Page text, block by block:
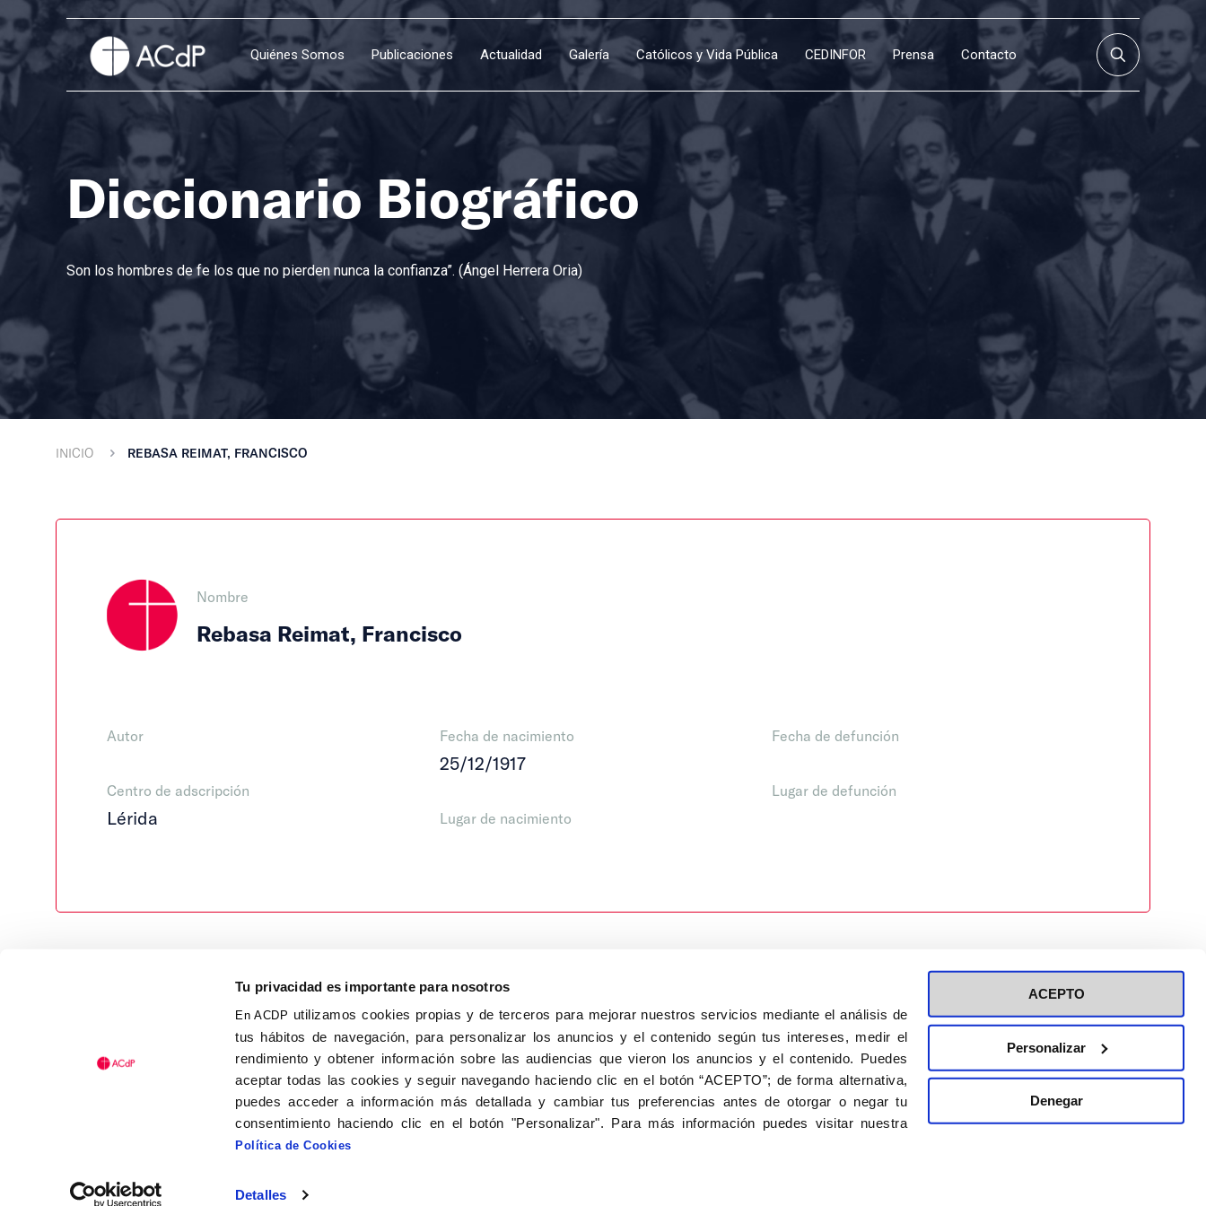
Tu privacidad es importante para nosotros
En ACDP utilizamos cookies propias y de terceros para mejorar nuestros servicios mediante el análisis de
tus hábitos de navegación, para personalizar los anuncios y el contenido según tus intereses, medir el
rendimiento y obtener información sobre las audiencias que vieron los anuncios y el contenido. Puedes
aceptar todas las cookies y seguir navegando haciendo clic en el botón “ACEPTO”; de forma alternativa,
puedes acceder a información más detallada y cambiar tus preferencias antes de otorgar o negar tu
consentimiento haciendo clic en el botón "Personalizar". Para más información puedes visitar nuestra
Política de Cookies
Detalles
ACEPTO
Personalizar
Denegar
Quiénes Somos Publicaciones Actualidad Galería Católicos y Vida Pública CEDINFOR Prensa Contacto
Diccionario Biográfico
Son los hombres de fe los que no pierden nunca la confianza”. (Ángel Herrera Oria)
INICIO REBASA REIMAT, FRANCISCO
Nombre
Rebasa Reimat, Francisco
Autor
Centro de adscripción
Lérida
Fecha de nacimiento
25/12/1917
Lugar de nacimiento
Fecha de defunción
Lugar de defunción
Calle Isaac Peral, 58 C.P.: 28040, Madrid
Tel (+34) 91 456 63 27
Fax: (+34) 91 535 19 98
acdp@acdp.es
Aviso Legal Inscripción a eventos
Política de privacidad de RRSS
Política de cookies